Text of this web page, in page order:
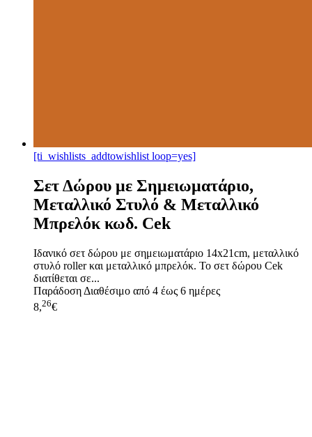
[ti_wishlists_addtowishlist loop=yes]
Σετ Δώρου με Σημειωματάριο,
Μεταλλικό Στυλό & Μεταλλικό
Μπρελόκ κωδ. Cek
Ιδανικό σετ δώρου με σημειωματάριο 14x21cm, μεταλλικό
στυλό roller και μεταλλικό μπρελόκ. Το σετ δώρου Cek
διατίθεται σε...
Παράδοση Διαθέσιμο από 4 έως 6 ημέρες
8,26€